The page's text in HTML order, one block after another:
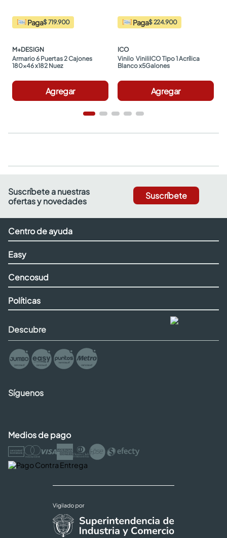
Paga$ 719.900
M+DESIGN
Armario 6 Puertas 2 Cajones
180x46 x182 Nuez
Agregar
Paga$ 224.900
ICO
Vinilo  ViniliICO Tipo 1 Acrílica
Blanco x5Galones
Agregar
Suscríbete a nuestras
ofertas y novedades
Suscríbete
Centro de ayuda
Easy
Cencosud
Políticas
Descubre
Síguenos
Medios de pago